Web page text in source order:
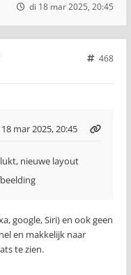
di 18 mar 2025, 20:45
468
mar 2025, 20:45
nieuwe layout
google, Siri) en ook geen
en makkelijk naar
te zien.